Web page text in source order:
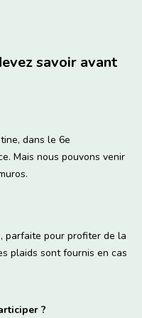
savoir avant
dans le 6e
Mais nous pouvons venir
parfaite pour profiter de la
plaids sont fournis en cas
?